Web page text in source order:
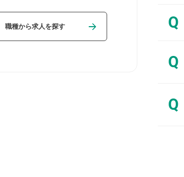
職種から求人を探す Q
Q
Q